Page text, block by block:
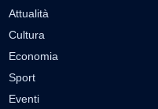
Attualità
Cultura
Economia
Sport
Eventi